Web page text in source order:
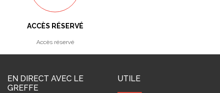
ACCÈS RÉSERVÉ
Accès réservé
EN DIRECT AVEC LE
GREFFE
UTILE